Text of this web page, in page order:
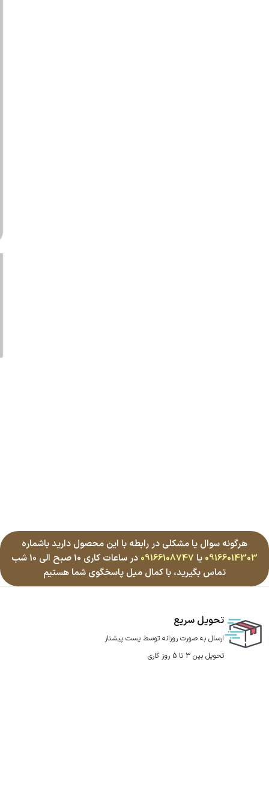
هرگونه سوال یا مشکلی در رابطه با این محصول دارید باشماره
09166014303 یا 09166108747
در ساعات کاری 10 صبح الی 10 شب
تماس بگیرید، با کمال میل پاسخگوی شما هستیم
تحویل سریع
ارسال به صورت روزانه توسط پست پیشتاز
تحویل بین 3 تا 5 روز کاری